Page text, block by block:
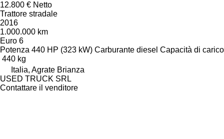
12.800 € Netto
Trattore stradale
2016
1.000.000 km
Euro 6
Potenza 440 HP (323 kW) Carburante diesel Capacità di carico
440 kg
Italia, Agrate Brianza
USED TRUCK SRL
Contattare il venditore